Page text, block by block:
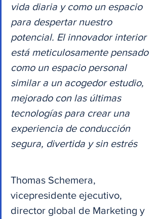
vida diaria y como un espacio
para despertar nuestro
potencial. El innovador interior
está meticulosamente pensado
como un espacio personal
similar a un acogedor estudio,
mejorado con las últimas
tecnologías para crear una
experiencia de conducción
segura, divertida y sin estrés
Thomas Schemera,
vicepresidente ejecutivo,
director global de Marketing y